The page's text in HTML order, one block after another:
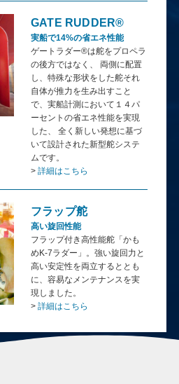
GATE RUDDER®
実船で14%の省エネ性能
ゲートラダー®は舵をプロペラ
の後方ではなく、 両側に配置
し、特殊な形状をした舵それ
自体が推力を生み出すこと
で、実船計測において１４パ
ーセントの省エネ性能を実現
した、 全く新しい発想に基づ
いて設計された新型舵システ
ムです。
>詳細はこちら
フラップ舵
高い旋回性能
フラップ付き高性能舵「かも
めK-7ラダー」。強い旋回力と
高い安定性を両立するととも
に、容易なメンテナンスを実
現しました。
>詳細はこちら